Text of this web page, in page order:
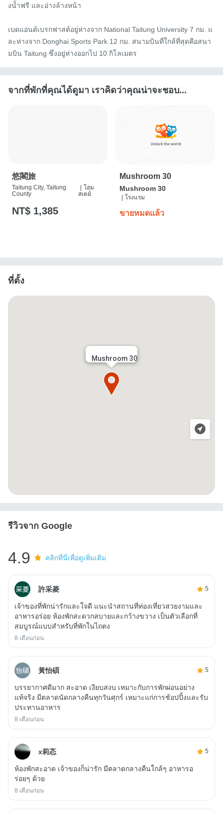
งน้ำฟรี และอ่างล้างหน้า
เบดแอนด์เบรกฟาสต์อยู่ห่างจาก National Taitung University 7 กม. แ
ละห่างจาก Donghai Sports Park 12 กม. สนามบินที่ใกล้ที่สุดคือสนา
มบิน Taitung ซึ่งอยู่ห่างออกไป 10 กิโลเมตร
จากที่พักที่คุณได้ดูมา เราคิดว่าคุณน่าจะชอบ...
悠閣旅
Taitung City, Taitung
County
| โฮม
สเตย์
NT$ 1,385
Mushroom 30
Mushroom 30
| โรงแรม
ขายหมดแล้ว
ที่ตั้ง
Mushroom 30
รีวิวจาก Google
4.9 คลิกที่นี่เพื่อดูเพิ่มเติม
許采菱 5
เจ้าของที่พักน่ารักและใจดี แนะนำสถานที่ท่องเที่ยวสวยงามและ
อาหารอร่อย ห้องพักสะดวกสบายและกว้างขวาง เป็นตัวเลือกที่
สมบูรณ์แบบสำหรับที่พักในไถตง
8 เดือนก่อน
黃怡碩 5
บรรยากาศดีมาก สะอาด เงียบสงบ เหมาะกับการพักผ่อนอย่าง
แท้จริง มีตลาดนัดกลางคืนทุกวันศุกร์ เหมาะแก่การช้อปปิ้งและรับ
ประทานอาหาร
8 เดือนก่อน
x莉忞 5
ห้องพักสะอาด เจ้าของก็น่ารัก มีตลาดกลางคืนใกล้ๆ อาหารอ
ร่อยๆ ด้วย
8 เดือนก่อน